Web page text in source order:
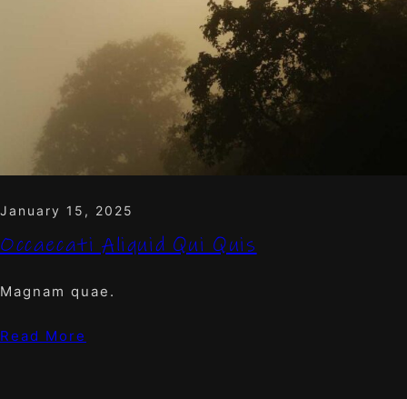
January 15, 2025
Occaecati Aliquid Qui Quis
Magnam quae.
Read More